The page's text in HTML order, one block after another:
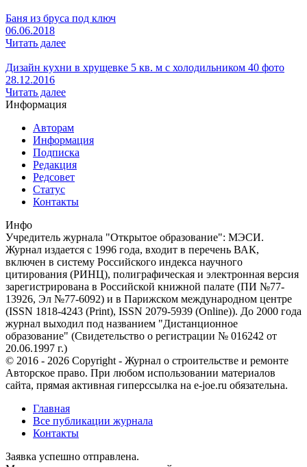
Баня из бруса под ключ
06.06.2018
Читать далее
Дизайн кухни в хрущевке 5 кв. м с холодильником 40 фото
28.12.2016
Читать далее
Информация
Авторам
Информация
Подписка
Редакция
Редсовет
Статус
Контакты
Инфо
Учредитель журнала "Открытое образование": МЭСИ.
Журнал издается с 1996 года, входит в перечень ВАК,
включен в систему Российского индекса научного
цитирования (РИНЦ), полиграфическая и электронная версия
зарегистрирована в Российской книжной палате (ПИ №77-
13926, Эл №77-6092) и в Парижском международном центре
(ISSN 1818-4243 (Print), ISSN 2079-5939 (Online)). До 2000 года
журнал выходил под названием "Дистанционное
образование" (Свидетельство о регистрации № 016242 от
20.06.1997 г.)
© 2016 - 2026 Copyright - Журнал о строительстве и ремонте
Авторское право. При любом использовании материалов
сайта, прямая активная гиперссылка на e-joe.ru обязательна.
Главная
Все публикации журнала
Контакты
Заявка успешно отправлена.